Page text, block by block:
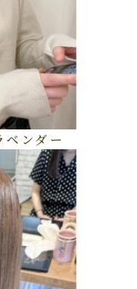
ベンダー